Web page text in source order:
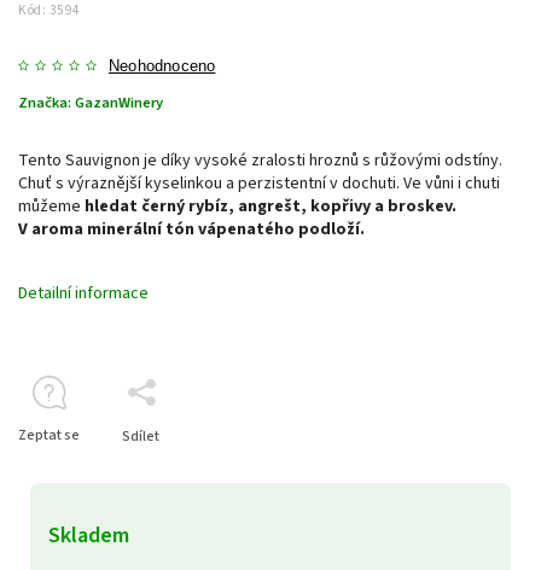
Kód: 3594
Neohodnoceno
Značka: GazanWinery
Skladem
Tento Sauvignon je díky vysoké zralosti hroznů s růžovými odstíny.
Chuť s výraznější kyselinkou a perzistentní v dochuti. Ve vůni i chuti
můžeme hledat černý rybíz, angrešt, kopřivy a broskev.
V aroma minerální tón vápenatého podloží.
Detailní informace
Zeptat se Sdílet